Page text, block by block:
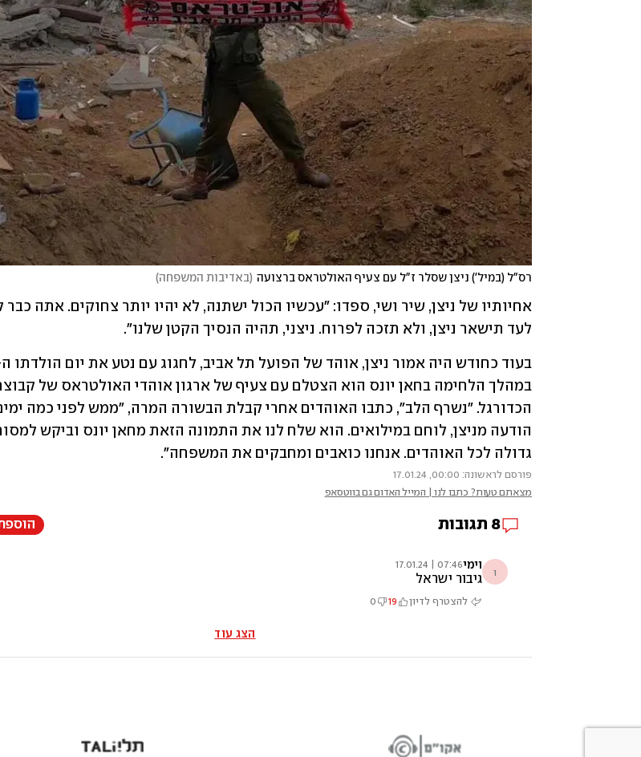
רס"ל (במיל') ניצן שסלר ז"ל עם צעיף האולטראס ברצועה (באדיבות המשפחה)
לעד תישאר ניצן, ולא תזכה לפרוח. ניצני, תהיה הנסיך הקטן שלנו".
גדולה לכל האוהדים. אנחנו כואבים ומחבקים את המשפחה".
פורסם לראשונה: 00:00, 17.01.24
מצאתם טעות? כתבו לנו | המייל האדום גם בווטסאפ
8 תגובות
ו וימי07:46 | 17.01.24
גיבור ישראל
להצטרף לדיון 19
0
הצג עוד